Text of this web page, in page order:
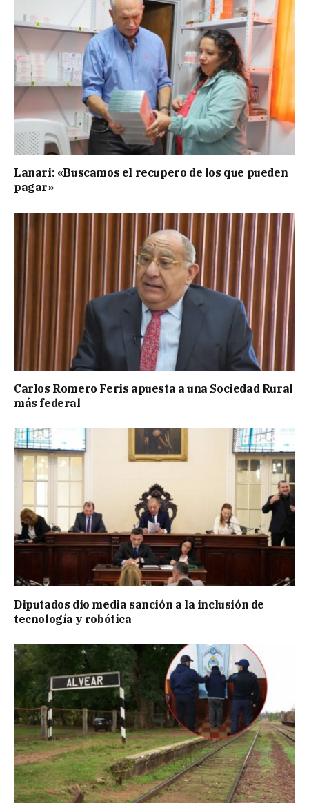
Lanari: «Buscamos el recupero de los que pueden
pagar»
Carlos Romero Feris apuesta a una Sociedad Rural
más federal
Diputados dio media sanción a la inclusión de
tecnología y robótica